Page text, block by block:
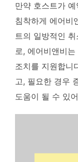
만약 호스트가
침착하게 에어비
트의 일방적인
로, 에어비앤비
조치를 지원합니
고, 필요한 경우
도움이 될 수 있